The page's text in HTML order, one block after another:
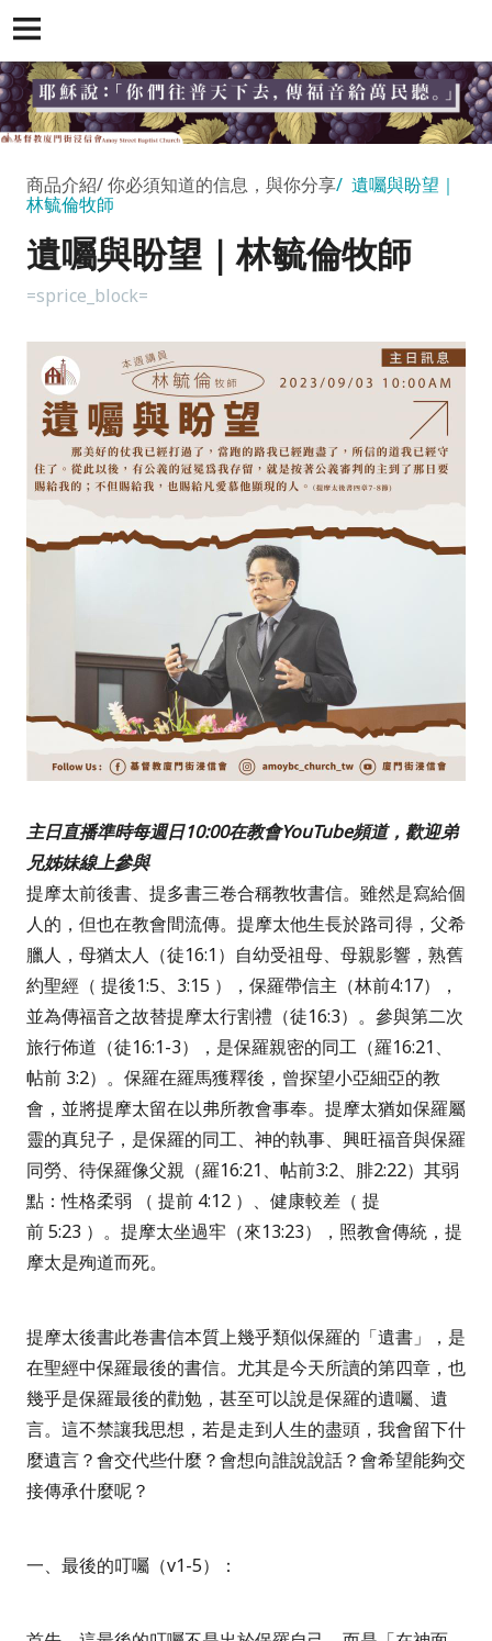
商品介紹 你必須知道的信息，與你分享
遺囑與盼望｜
林毓倫牧師
遺囑與盼望｜林毓倫牧師
=sprice_block=
主日直播準時每週日10:00在教會YouTube頻道，歡迎弟
兄姊妹線上參與
提摩太前後書、提多書三卷合稱教牧書信。雖然是寫給個
人的，但也在教會間流傳。提摩太他生長於路司得，父希
臘人，母猶太人（徒16:1）自幼受祖母、母親影響，熟舊
約聖經（ 提後1:5、 3:15 ），保羅帶信主（林前4:17），
並為傳福音之故替提摩太行割禮（徒16:3）。參與第二次
旅行佈道（徒16:1-3），是保羅親密的同工（羅16:21、
帖前 3:2）。保羅在羅馬獲釋後，曾探望小亞細亞的教
會，並將提摩太留在以弗所教會事奉。提摩太猶如保羅屬
靈的真兒子，是保羅的同工、神的執事、興旺福音與保羅
同勞、待保羅像父親（羅16:21、帖前3:2、腓2:22）其弱
點：性格柔弱
（ 提前 4:12 ）、健康較差（ 提
前5:23 ）。提摩太坐過牢（來13:23），照教會傳統，提
摩太是殉道而死。
提摩太後書此卷書信本質上幾乎類似保羅的「遺書」，是
在聖經中保羅最後的書信。尤其是今天所讀的第四章，也
幾乎是保羅最後的勸勉，甚至可以說是保羅的遺囑、遺
言。這不禁讓我思想，若是走到人生的盡頭，我會留下什
麼遺言？會交代些什麼？會想向誰說說話？會希望能夠交
接傳承什麼呢？
一、最後的叮囑（v1-5）：